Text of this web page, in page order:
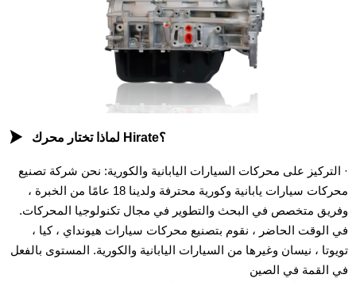
 لماذا تختار محرك Hirate؟
· التركيز على محركات السيارات اليابانية والكورية: نحن شركة تصنيع
محركات سيارات يابانية وكورية محترفة ولدينا 18 عامًا من الخبرة ،
وفريق متخصص في البحث والتطوير في مجال تكنولوجيا المحركات.
في الوقت الحاضر ، نقوم بتصنيع محركات سيارات هيونداي ، كيا ،
تويوتا ، نيسان وغيرها من السيارات اليابانية والكورية. المستوى بالفعل
في القمة في الصين